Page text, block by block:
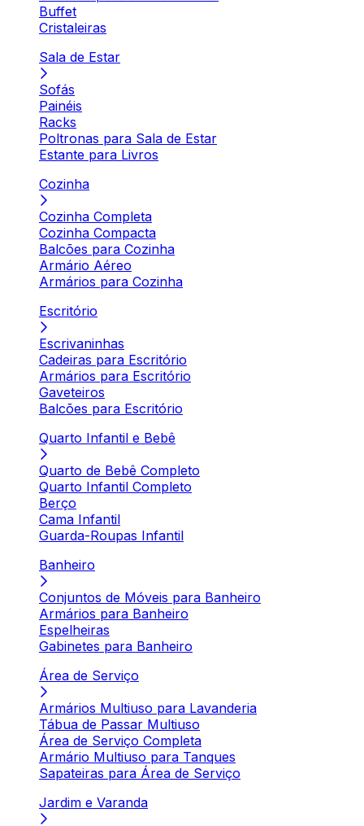
Buffet
Cristaleiras
Sala de Estar
Sofás
Painéis
Racks
Poltronas para Sala de Estar
Estante para Livros
Cozinha
Cozinha Completa
Cozinha Compacta
Balcões para Cozinha
Armário Aéreo
Armários para Cozinha
Escritório
Escrivaninhas
Cadeiras para Escritório
Armários para Escritório
Gaveteiros
Balcões para Escritório
Quarto Infantil e Bebê
Quarto de Bebê Completo
Quarto Infantil Completo
Berço
Cama Infantil
Guarda-Roupas Infantil
Banheiro
Conjuntos de Móveis para Banheiro
Armários para Banheiro
Espelheiras
Gabinetes para Banheiro
Área de Serviço
Armários Multiuso para Lavanderia
Tábua de Passar Multiuso
Área de Serviço Completa
Armário Multiuso para Tanques
Sapateiras para Área de Serviço
Jardim e Varanda